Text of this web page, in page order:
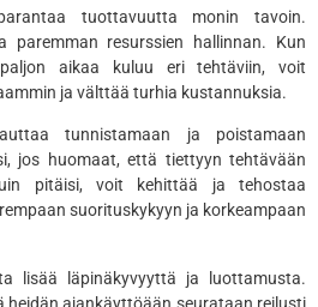
tuottavuutta monin tavoin.
paremman resurssien hallinnan. Kun
aikaa kuluu eri tehtäviin, voit
ja välttää turhia kustannuksia.
tunnistamaan ja poistamaan
jos huomaat, että tiettyyn tehtävään
pitäisi, voit kehittää ja tehostaa
suorituskykyyn ja korkeampaan
lisää läpinäkyvyyttä ja luottamusta.
heidän ajankäyttöään seurataan reilusti